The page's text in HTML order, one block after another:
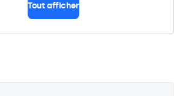
Tout afficher